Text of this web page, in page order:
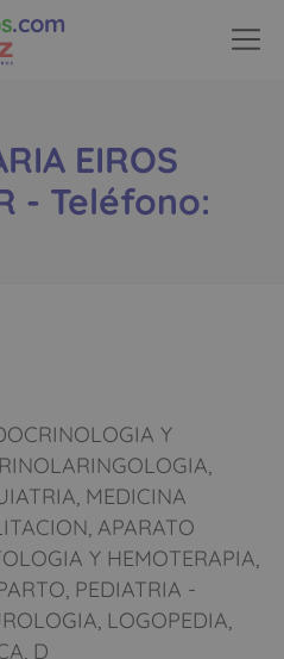
.com
EIROS
- Teléfono:
Y
MEDICINA
APARATO
Y HEMOTERAPIA,
PEDIATRIA -
LOGOPEDIA,
D